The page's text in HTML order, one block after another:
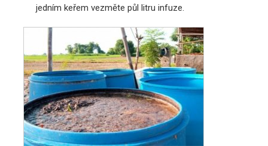
jedním keřem vezměte půl litru infuze.